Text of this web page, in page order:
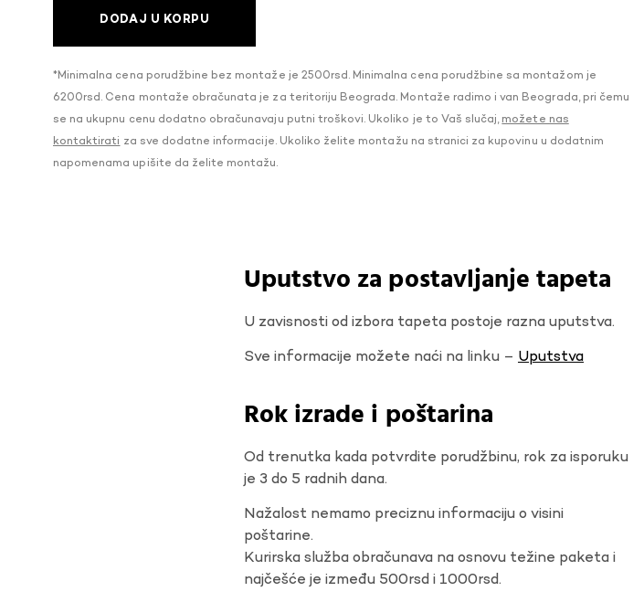
DODAJ U KORPU
*Minimalna cena porudžbine bez montaže je 2500rsd. Minimalna cena porudžbine sa montažom je
6200rsd. Cena montaže obračunata je za teritoriju Beograda. Montaže radimo i van Beograda, pri čemu
se na ukupnu cenu dodatno obračunavaju putni troškovi. Ukoliko je to Vaš slučaj, možete nas
kontaktirati za sve dodatne informacije. Ukoliko želite montažu na stranici za kupovinu u dodatnim
napomenama upišite da želite montažu.
Uputstvo za postavljanje tapeta
U zavisnosti od izbora tapeta postoje razna uputstva.
Sve informacije možete naći na linku – Uputstva
Rok izrade i poštarina
Od trenutka kada potvrdite porudžbinu, rok za isporuku
je 3 do 5 radnih dana.
Nažalost nemamo preciznu informaciju o visini
poštarine.
Kurirska služba obračunava na osnovu težine paketa i
najčešće je između 500rsd i 1000rsd.